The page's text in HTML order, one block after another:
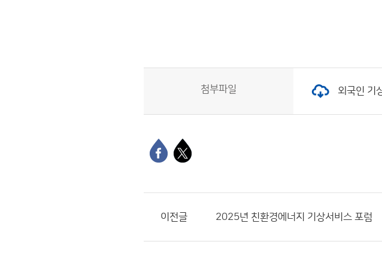
첨부파일 외국인 기
이전글 2025년 친환경에너지 기상서비스 포럼